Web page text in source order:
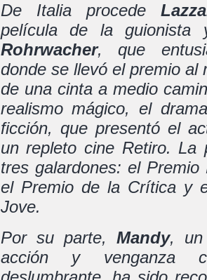
De Italia procede
película de la guionista
Rohrwacher, que
donde se llevó el premio al
de una cinta a medio
realismo mágico, el
ficción, que presentó el
un repleto cine Retiro. La
tres galardones: el Premio
el Premio de la Crítica y
Jove.
Por su parte, Mandy, un
acción y venganza